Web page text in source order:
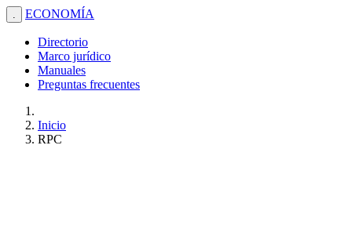
. ECONOMÍA
Directorio
Marco jurídico
Manuales
Preguntas frecuentes
Inicio
RPC